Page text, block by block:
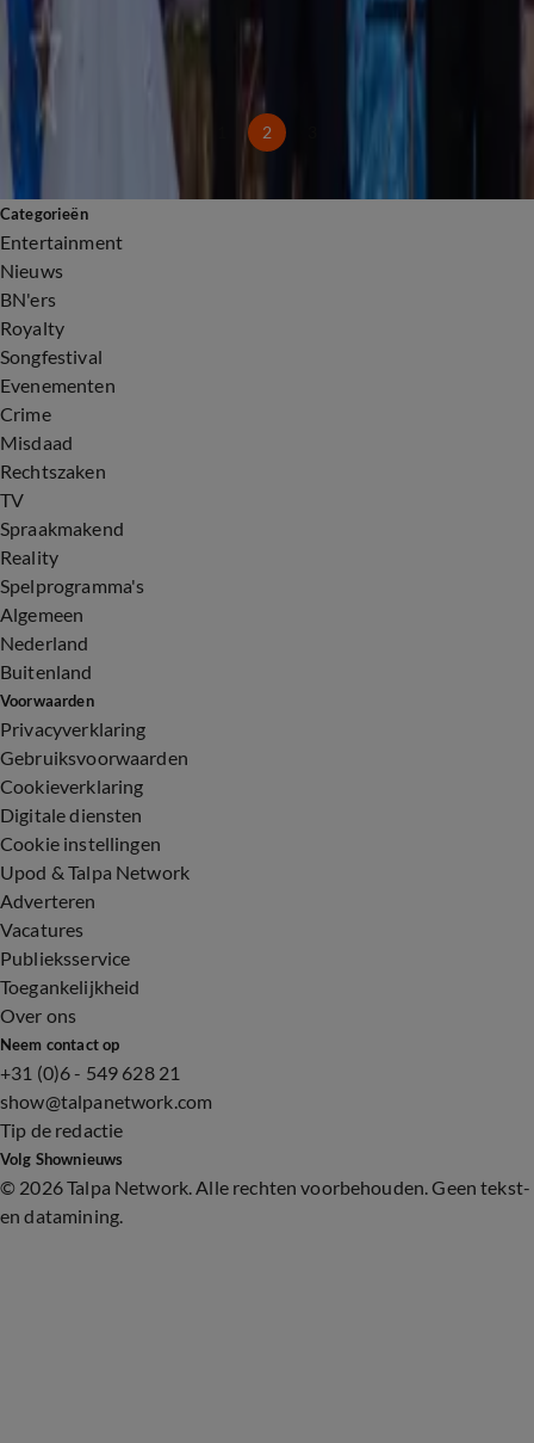
2 juli, 23:11
1:03
Emma Kok maakt bekend opnieuw mee te doen aan Vrijthof-concert André Rieu
1 juli, 23:01
2
Categorieën
Entertainment
Nieuws
BN'ers
Royalty
Songfestival
Evenementen
Crime
Misdaad
Rechtszaken
TV
Spraakmakend
Reality
Spelprogramma's
Algemeen
Nederland
Buitenland
Voorwaarden
Privacyverklaring
Gebruiksvoorwaarden
Cookieverklaring
Digitale diensten
Cookie instellingen
Upod & Talpa Network
Adverteren
Vacatures
Publieksservice
Toegankelijkheid
Over ons
Neem contact op
+31 (0)6 - 549 628 21
show@talpanetwork.com
Tip de redactie
Volg Shownieuws
© 2026 Talpa Network. Alle rechten voorbehouden. Geen tekst-
en datamining.